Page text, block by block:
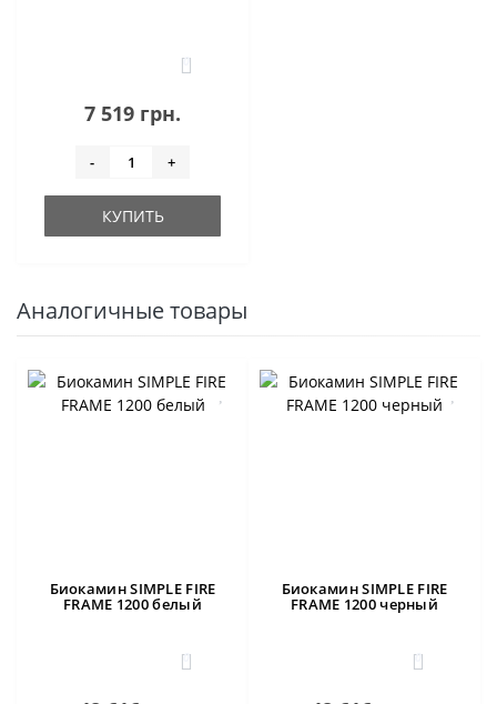
0
7 519 грн.
- +
КУПИТЬ
Аналогичные товары
Биокамин SIMPLE FIRE
FRAME 1200 белый
0
Биокамин SIMPLE FIRE
FRAME 1200 черный
0